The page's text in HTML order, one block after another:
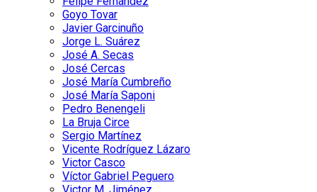
Goyo Tovar
Javier Garcinuño
Jorge L. Suárez
José A. Secas
José Cercas
José María Cumbreño
José María Saponi
Pedro Benengeli
La Bruja Circe
Sergio Martínez
Vicente Rodríguez Lázaro
Victor Casco
Víctor Gabriel Peguero